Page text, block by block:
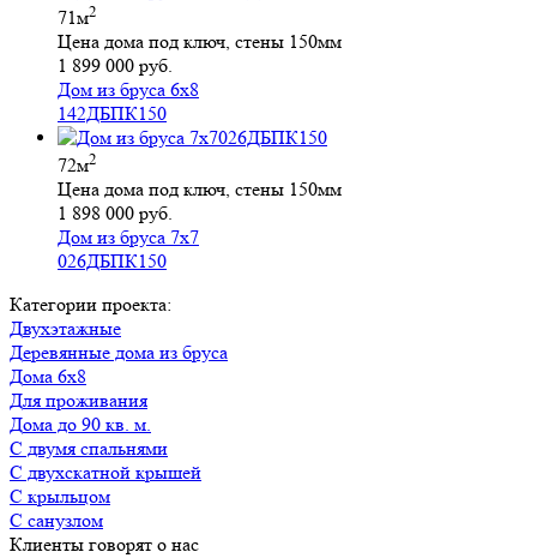
71м2
Цена дома под ключ, стены 150мм
1 899 000 руб.
Дом из бруса 6х8
142ДБПК150
72м2
Цена дома под ключ, стены 150мм
1 898 000 руб.
Дом из бруса 7х7
026ДБПК150
Категории проекта:
Двухэтажные
Деревянные дома из бруса
Дома 6х8
для проживания
Дома до 90 кв. м.
с двумя спальнями
с двухскатной крышей
с крыльцом
с санузлом
Клиенты говорят о нас